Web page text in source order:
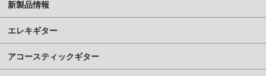
新製品情報
エレキギター
アコースティックギター